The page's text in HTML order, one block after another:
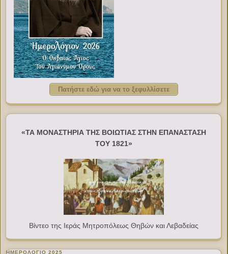
Πατήστε εδώ για να το ξεφυλλίσετε
«ΤΑ ΜΟΝΑΣΤΗΡΙΑ ΤΗΣ ΒΟΙΩΤΙΑΣ ΣΤΗΝ ΕΠΑΝΑΣΤΑΣΗ
ΤΟΥ 1821»
Βίντεο της Ιεράς Μητροπόλεως Θηβών και Λεβαδείας
ΗΜΕΡΟΛΟΓΙΟ 2025